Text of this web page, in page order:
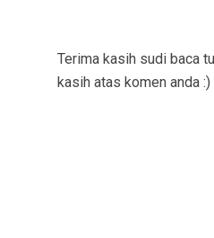
Terima kasih sudi baca
kasih atas komen anda :)